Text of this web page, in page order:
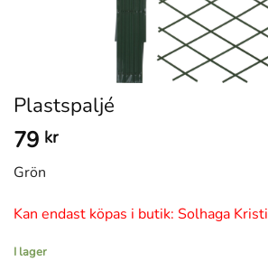
Plastspaljé
79 kr
Grön
Kan endast köpas i butik: Solhaga
I lager